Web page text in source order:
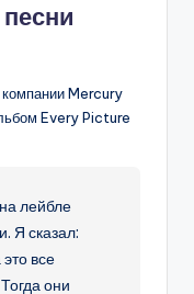
Mercury
Every Picture
лейбле
Я сказал:
все
они